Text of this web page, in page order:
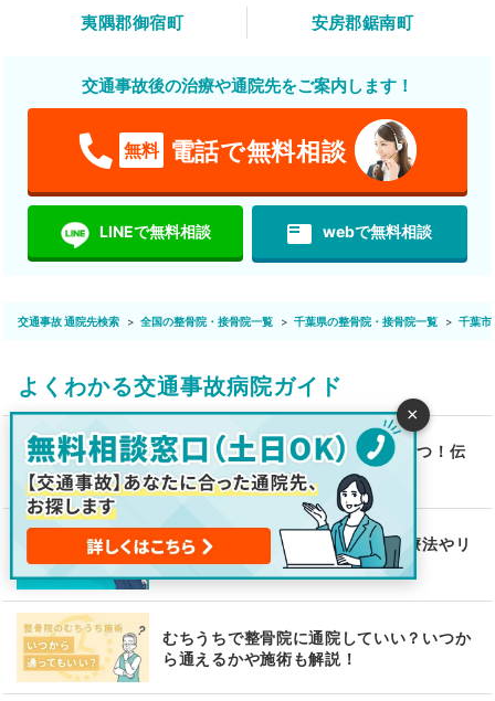
夷隅郡御宿町
安房郡鋸南町
交通事故後の治療や通院先をご案内します！
無料 電話で無料相談
LINEで無料相談 featured_play_list webで無料相談
交通事故 通院先検索 全国の整骨院・接骨院一覧 千葉県の整骨院・接骨院一覧 千葉市
よくわかる交通事故病院ガイド
むちうちの症状の伝え方ポイント4つ！伝
え方が重要な理由も解説
腰椎捻挫とは？原因から症状、治療法やリ
ハビリも解説！
むちうちで整骨院に通院していい？いつか
ら通えるかや施術も解説！
×